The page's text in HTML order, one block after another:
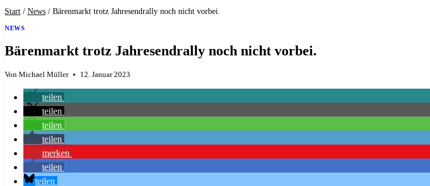
Start / News / Bärenmarkt trotz Jahresendrally noch nicht vorbei.
NEWS
Bärenmarkt trotz Jahresendrally noch nicht vorbei.
Von Michael Müller 12. Januar 2023
teilen
teilen
teilen
teilen
merken
teilen
teilen